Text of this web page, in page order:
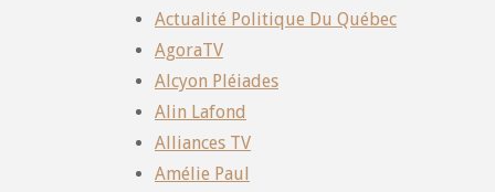
Actualité Politique Du Québec
AgoraTV
Alcyon Pléiades
Alin Lafond
Alliances TV
Amélie Paul